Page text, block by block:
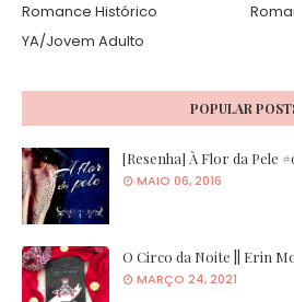
Romance Histórico
YA/Jovem Adulto
POPULAR
[Resenha] À Flor da Pele
MAIO 06, 2016
O Circo da Noite || Erin
MARÇO 24, 2021